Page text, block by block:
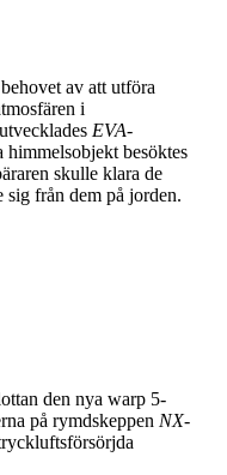
av att utföra
i
EVA-
himmelsobjekt besöktes
skulle klara de
sig från dem på jorden.
den nya warp 5-
på rymdskeppen NX-